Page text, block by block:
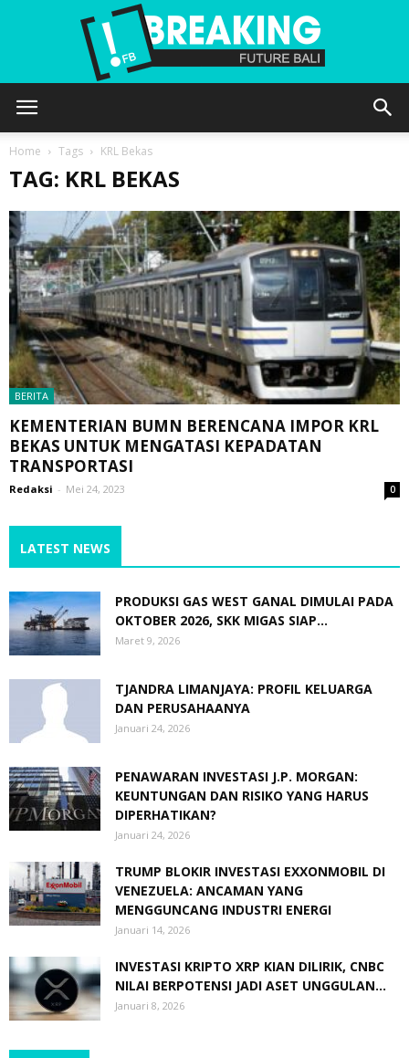
Home Tags KRL Bekas
TAG: KRL BEKAS
BERITA
KEMENTERIAN BUMN BERENCANA IMPOR KRL
BEKAS UNTUK MENGATASI KEPADATAN
TRANSPORTASI
Redaksi - Mei 24, 2023 0
LATEST NEWS
PRODUKSI GAS WEST GANAL DIMULAI PADA
OKTOBER 2026, SKK MIGAS SIAP...
Maret 9, 2026
TJANDRA LIMANJAYA: PROFIL KELUARGA
DAN PERUSAHAANYA
Januari 24, 2026
PENAWARAN INVESTASI J.P. MORGAN:
KEUNTUNGAN DAN RISIKO YANG HARUS
DIPERHATIKAN?
Januari 24, 2026
TRUMP BLOKIR INVESTASI EXXONMOBIL DI
VENEZUELA: ANCAMAN YANG
MENGGUNCANG INDUSTRI ENERGI
Januari 14, 2026
INVESTASI KRIPTO XRP KIAN DILIRIK, CNBC
NILAI BERPOTENSI JADI ASET UNGGULAN...
Januari 8, 2026